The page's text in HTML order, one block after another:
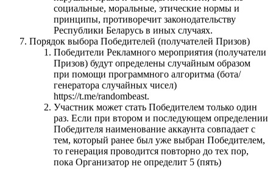
социальные, моральные, этические нормы и
принципы, противоречит законодательству
Республики Беларусь в иных случаях.
Порядок выбора Победителей (получателей Призов)
Победители Рекламного мероприятия (получатели
Призов) будут определены случайным образом
при помощи программного алгоритма (бота/
генератора случайных чисел)
https://t.me/randombeast.
Участник может стать Победителем только один
раз. Если при втором и последующем определении
Победителя наименование аккаунта совпадает с
тем, который ранее был уже выбран Победителем,
то генерация проводится повторно до тех пор,
пока Организатор не определит 5 (пять)